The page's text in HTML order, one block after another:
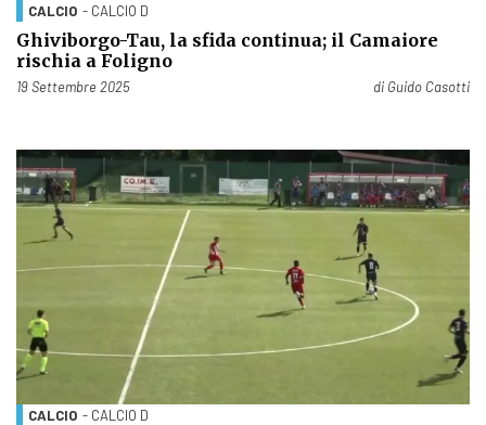
CALCIO - CALCIO D
Ghiviborgo-Tau, la sfida continua; il Camaiore
rischia a Foligno
Pubblicato il
19 Settembre 2025 di Guido Casotti
CALCIO - CALCIO D